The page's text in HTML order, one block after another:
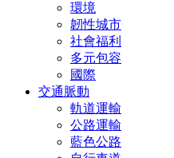
環境
韌性城市
社會福利
多元包容
國際
交通脈動
軌道運輸
公路運輸
藍色公路